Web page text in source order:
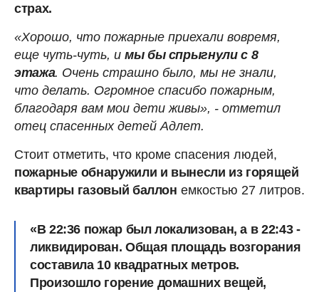
страх.
«Хорошо, что пожарные приехали вовремя,
еще чуть-чуть, и мы бы спрыгнули с 8
этажа. Очень страшно было, мы не знали,
что делать. Огромное спасибо пожарным,
благодаря вам мои дети живы», - отметил
отец спасенных детей Адлет.
Стоит отметить, что кроме спасения людей,
пожарные обнаружили и вынесли из горящей
квартиры газовый баллон емкостью 27 литров.
«В 22:36 пожар был локализован, а в 22:43 -
ликвидирован. Общая площадь возгорания
составила 10 квадратных метров.
Произошло горение домашних вещей,